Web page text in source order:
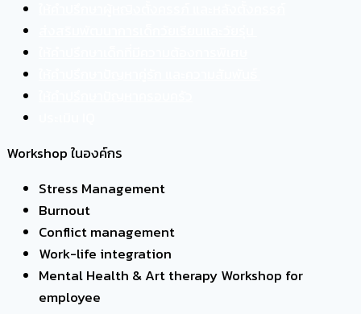
Workshop ในองค์กร
Stress Management
Burnout
Conflict management
Work-life integration
Mental Health & Art therapy Workshop for
employee